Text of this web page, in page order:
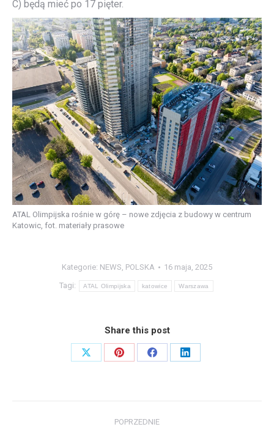
C) będą mieć po 17 pięter.
ATAL Olimpijska rośnie w górę – nowe zdjęcia z budowy w centrum
Katowic, fot. materiały prasowe
Kategorie: NEWS POLSKA 16 maja, 2025
Tagi: ATAL Olimpijska katowice Warszawa
Share this post
Share
Share
Share
Share
POPRZEDNIE